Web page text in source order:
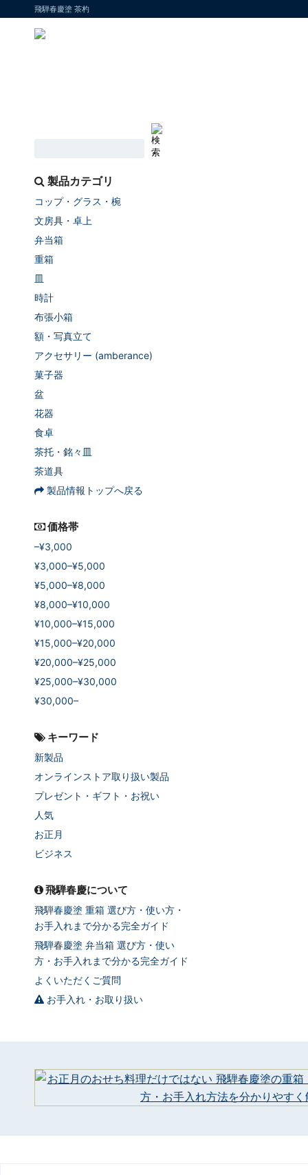
飛騨春慶塗 茶杓
製品カテゴリ
コップ・グラス・椀
文房具・卓上
弁当箱
重箱
皿
時計
布張小箱
額・写真立て
アクセサリー (amberance)
菓子器
盆
花器
食卓
茶托・銘々皿
茶道具
製品情報トップへ戻る
価格帯
–¥3,000
¥3,000–¥5,000
¥5,000–¥8,000
¥8,000–¥10,000
¥10,000–¥15,000
¥15,000–¥20,000
¥20,000–¥25,000
¥25,000–¥30,000
¥30,000–
キーワード
新製品
オンラインストア取り扱い製品
プレゼント・ギフト・お祝い
人気
お正月
ビジネス
飛騨春慶について
飛騨春慶塗 重箱 選び方・使い方・
お手入れまで分かる完全ガイド
飛騨春慶塗 弁当箱 選び方・使い
方・お手入れまで分かる完全ガイド
よくいただくご質問
お手入れ・お取り扱い